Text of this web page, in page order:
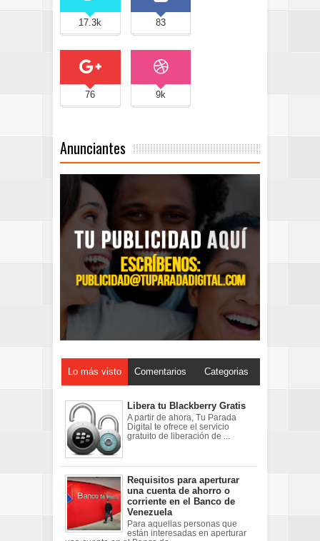
17.3k 83
76 9k
Anunciantes
Lo más visto Comentarios Categorias
Libera tu Blackberry Gratis
A partir de ahora, Tu Parada
Digital te ofrece el servicio
gratuito de liberación de ...
Requisitos para aperturar
una cuenta de ahorro o
corriente en el Banco de
Venezuela
Para aquellas personas que
están interesadas en aperturar